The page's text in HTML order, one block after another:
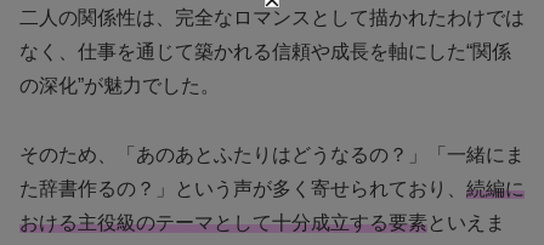
二人の関係性は、完全なロマンスとして描かれたわけでは
なく、仕事を通じて築かれる信頼や成長を軸にした“関係
の深化”が魅力でした。
そのため、「あのあとふたりはどうなるの？」「一緒にま
た辞書作るの？」という声が多く寄せられており、 続編に
おける主役級のテーマとして十分成立する要素といえま